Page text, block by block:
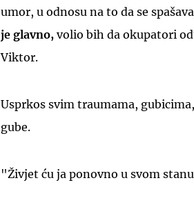
umor, u odnosu na to da se
je glavno, volio bih da okupatori
Viktor.
Usprkos svim traumama,
gube.
"Živjet ću ja ponovno u svom